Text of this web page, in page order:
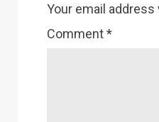
Your email
Comment*